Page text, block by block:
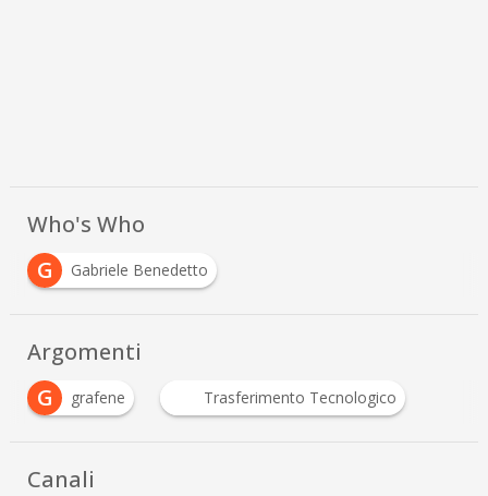
Who's Who
G
Gabriele Benedetto
Argomenti
G
grafene Trasferimento Tecnologico
Canali